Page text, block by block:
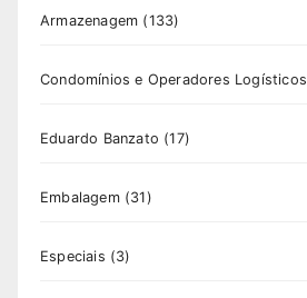
Armazenagem (133)
Condomínios e Operadores Logísticos
Eduardo Banzato (17)
Embalagem(31)
Especiais (3)